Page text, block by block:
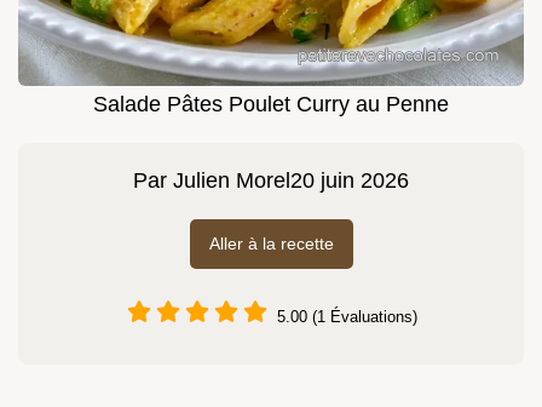
Salade Pâtes Poulet Curry au Penne
Par Julien Morel 20 juin 2026
Aller à la recette
5.00 (1 Évaluations)